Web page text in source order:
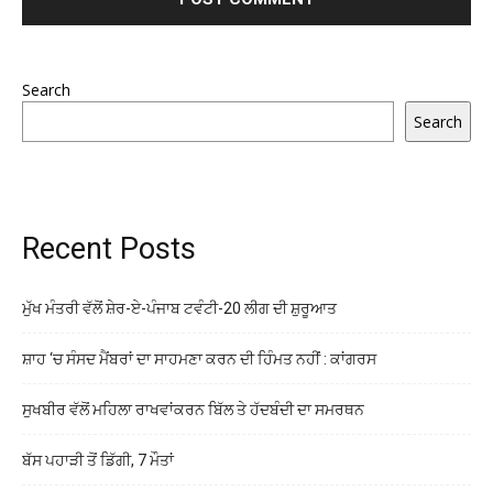
Search
Search
Recent Posts
ਮੁੱਖ ਮੰਤਰੀ ਵੱਲੋਂ ਸ਼ੇਰ-ਏ-ਪੰਜਾਬ ਟਵੰਟੀ-20 ਲੀਗ ਦੀ ਸ਼ੁਰੂਆਤ
ਸ਼ਾਹ ‘ਚ ਸੰਸਦ ਮੈਂਬਰਾਂ ਦਾ ਸਾਹਮਣਾ ਕਰਨ ਦੀ ਹਿੰਮਤ ਨਹੀਂ : ਕਾਂਗਰਸ
ਸੁਖਬੀਰ ਵੱਲੋਂ ਮਹਿਲਾ ਰਾਖਵਾਂਕਰਨ ਬਿੱਲ ਤੇ ਹੱਦਬੰਦੀ ਦਾ ਸਮਰਥਨ
ਬੱਸ ਪਹਾੜੀ ਤੋਂ ਡਿੱਗੀ, 7 ਮੌਤਾਂ